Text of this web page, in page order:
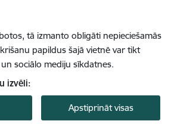
tā izmanto obligāti nepieciešamās
papildus šajā vietnē var tikt
sociālo mediju sīkdatnes.
izvēli:
Apstiprināt visas